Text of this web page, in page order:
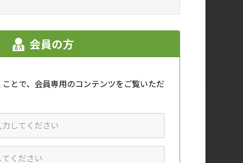
年
療
居
多
お
して
を行
症例1_再生不良性貧血と免疫性血
そのため、現在ご覧いただいているペー
会員の方
とで、会員専用のコンテンツをご覧いただ